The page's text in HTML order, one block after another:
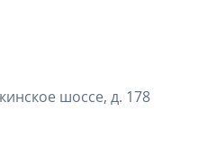
шоссе, д. 178